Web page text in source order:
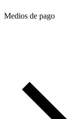
Medios de pago